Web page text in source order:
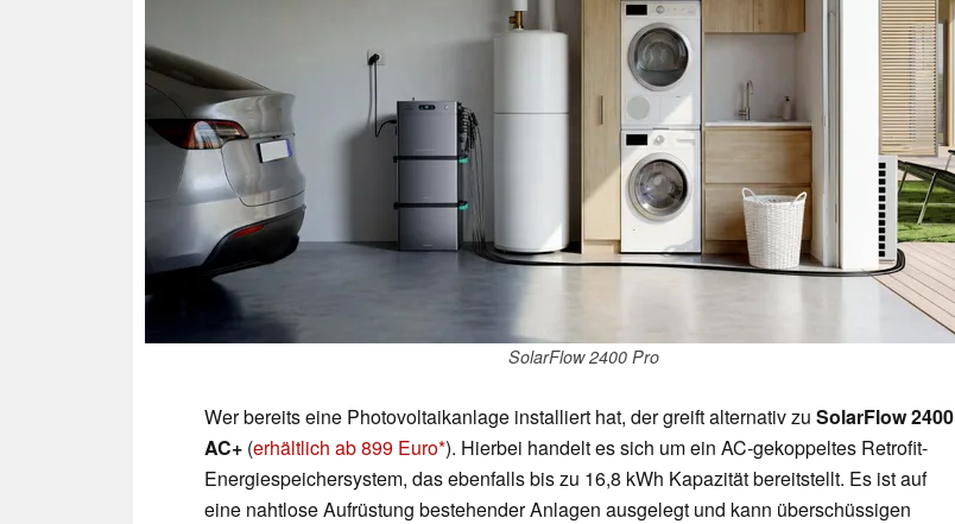
SolarFlow 2400 Pro
Wer bereits eine Photovoltaikanlage installiert hat, der greift alternativ zu SolarFlow 2400
AC+ (erhältlich ab 899 Euro ). Hierbei handelt es sich um ein AC-gekoppeltes Retrofit-
Energiespeichersystem, das ebenfalls bis zu 16,8 kWh Kapazität bereitstellt. Es ist auf
eine nahtlose Aufrüstung bestehender Anlagen ausgelegt und kann überschüssigen